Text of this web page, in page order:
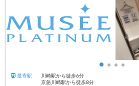
最寄駅
川崎駅から徒歩6分
京急川崎駅から徒歩8分